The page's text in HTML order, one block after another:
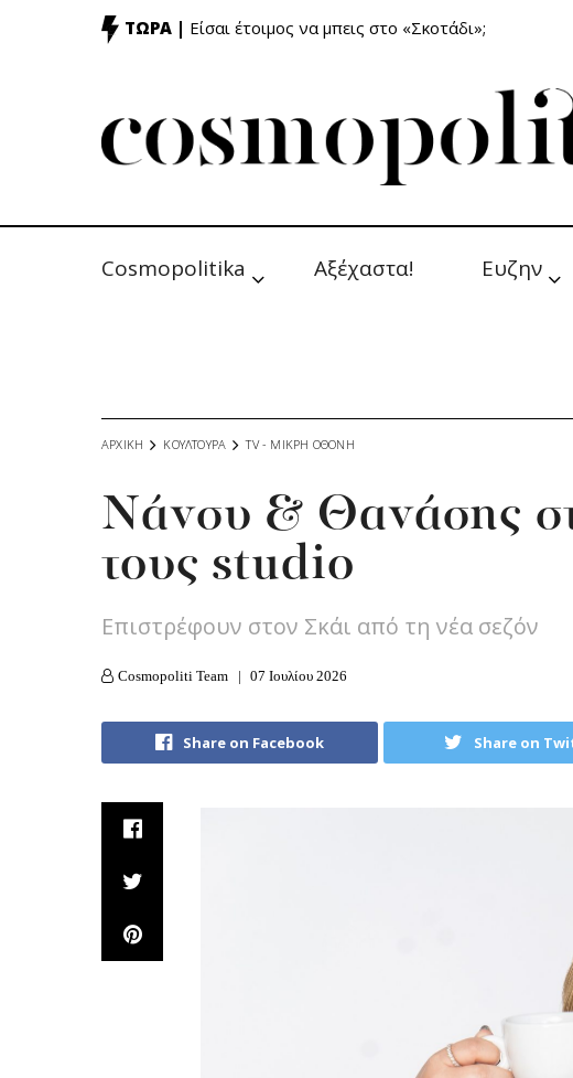
ΤΩΡΑ | Είσαι έτοιμος να μπεις στο «Σκοτάδι»;
Cosmopolitika Αξέχαστα! Ευζην
ΑΡΧΙΚΗ ΚΟΥΛΤΟΥΡΑ TV - MΙΚΡΗ ΟΘΟΝΗ
Nάνσυ & Θανάσης
τους studio
Επιστρέφουν στον Σκάι από τη νέα σεζόν
Cosmopoliti Team 07 Ιουλίου 2026
Share on Facebook Share on